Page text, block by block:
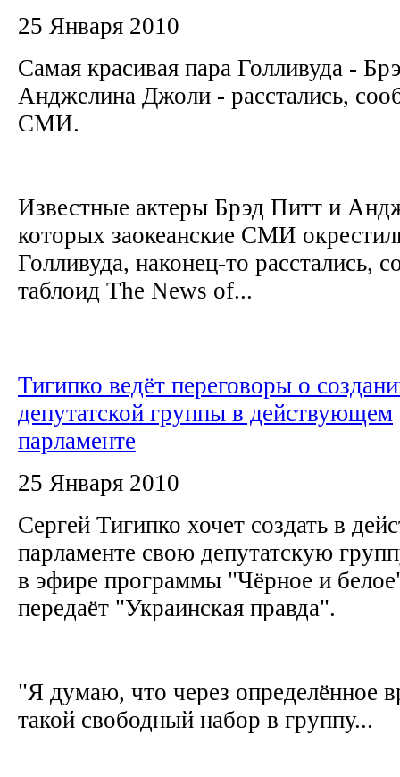
25 Января 2010
Самая красивая пара Голливуда -
Анджелина Джоли - расстались,
СМИ.
Известные актеры Брэд Питт и
которых заокеанские СМИ
Голливуда, наконец-то расстались,
таблоид The News of...
Тигипко ведёт переговоры о
депутатской группы в действующем
парламенте
25 Января 2010
Cергей Тигипко хочет создать в
парламенте свою депутатскую
в эфире программы "Чёрное и
передаёт "Украинская правда".
"Я думаю, что через определённое
такой свободный набор в группу...